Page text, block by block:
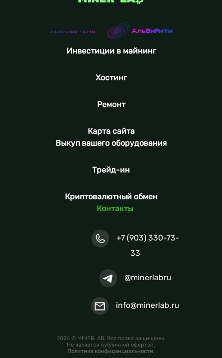
Инвестиции в майнинг
Хостинг
Ремонт
Карта сайта
Выкуп вашего оборудования
Трейд-ин
Криптовалютный обмен
Контакты
+7 (903) 330-73-
33
@minerlabru
info@minerlab.ru
2026 © MINERLAB. Все права защищены.
Не является публичной офертой.
Политика конфиденциальности.